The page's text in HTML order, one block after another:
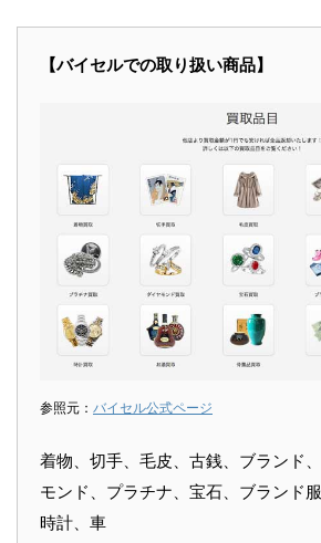
【バイセルでの取り扱い商品】
参照元： バイセル公式ページ
着物、切手、毛皮、古銭、ブランド
モンド、プラチナ、宝石、ブランド
時計、車